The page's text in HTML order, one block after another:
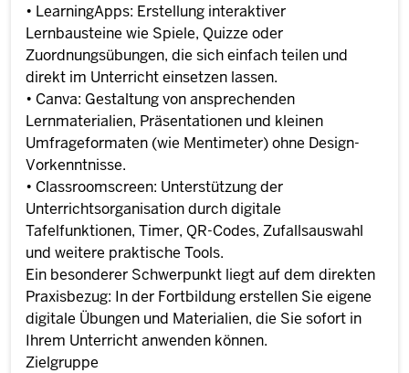
• LearningApps: Erstellung interaktiver
Lernbausteine wie Spiele, Quizze oder
Zuordnungsübungen, die sich einfach teilen und
direkt im Unterricht einsetzen lassen.
• Canva: Gestaltung von ansprechenden
Lernmaterialien, Präsentationen und kleinen
Umfrageformaten (wie Mentimeter) ohne Design-
Vorkenntnisse.
• Classroomscreen: Unterstützung der
Unterrichtsorganisation durch digitale
Tafelfunktionen, Timer, QR-Codes, Zufallsauswahl
und weitere praktische Tools.
Ein besonderer Schwerpunkt liegt auf dem direkten
Praxisbezug: In der Fortbildung erstellen Sie eigene
digitale Übungen und Materialien, die Sie sofort in
Ihrem Unterricht anwenden können.
Zielgruppe